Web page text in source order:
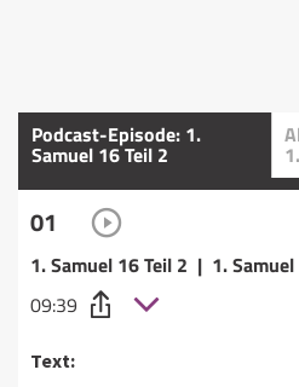
Podcast-Episode: 1.
Samuel 16 Teil 2
01
1. Samuel 16 Teil 2 | 1.
09:39
Text: